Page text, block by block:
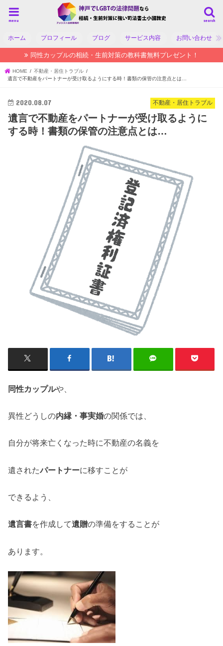
search
menu
ホーム プロフィール ブログ サービス内容 お問い合わせ
同性カップルの相続・生前対策の教科書無料プレゼント！
HOME
不動産・居住トラブル
遺言で不動産をパートナーが受け取るようにする時！書類の保管の注意点とは…
不動産・居住トラブル
2020.08.07
遺言で不動産をパートナーが受け取るように
する時！書類の保管の注意点とは…
同性カップルや、
異性どうしの内縁・事実婚の関係では、
自分が将来亡くなった時に不動産の名義を
遺されたパートナーに移すことが
できるよう、
遺言書を作成して遺贈の準備をすることが
あります。